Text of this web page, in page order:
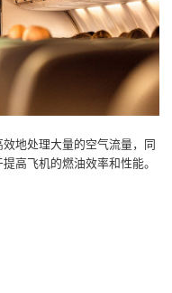
地处理大量的空气流量，同
高飞机的燃油效率和性能。